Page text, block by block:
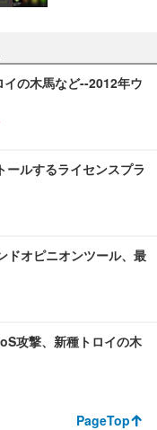
の木馬など--2012年ウ
ルするライセンスプラ
ドオピニオンツール、最
攻撃、新種トロイの木
PageTop